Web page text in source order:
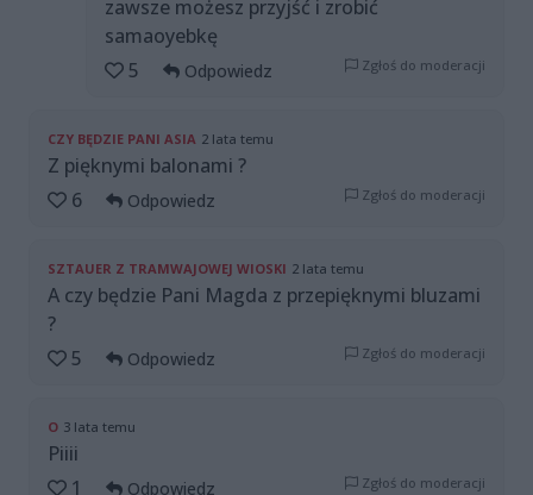
zawsze możesz przyjść i zrobić
samaoyebkę
5
Odpowiedz Zgłoś do moderacji
CZY BĘDZIE PANI ASIA 2 lata temu
Z pięknymi balonami ?
6
Odpowiedz Zgłoś do moderacji
SZTAUER Z TRAMWAJOWEJ WIOSKI 2 lata temu
A czy będzie Pani Magda z przepięknymi bluzami
?
5
Odpowiedz Zgłoś do moderacji
O 3 lata temu
Piiii
1
Odpowiedz Zgłoś do moderacji